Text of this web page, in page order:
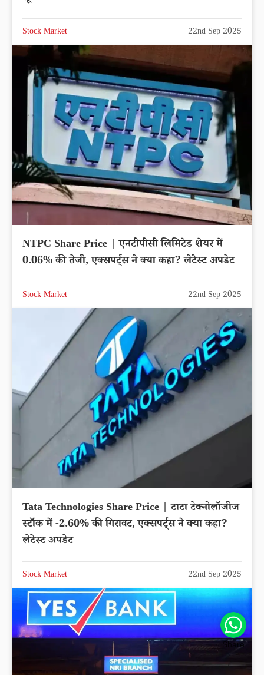
Stock Market 22nd Sep 2025
NTPC Share Price | एनटीपीसी लिमिटेड शेयर में
0.06% की तेजी, एक्सपर्ट्स ने क्या कहा? लेटेस्ट अपडेट
Stock Market 22nd Sep 2025
Tata Technologies Share Price | टाटा टेक्नोलॉजीज
स्टॉक में -2.60% की गिरावट, एक्सपर्ट्स ने क्या कहा?
लेटेस्ट अपडेट
Stock Market 22nd Sep 2025
Share